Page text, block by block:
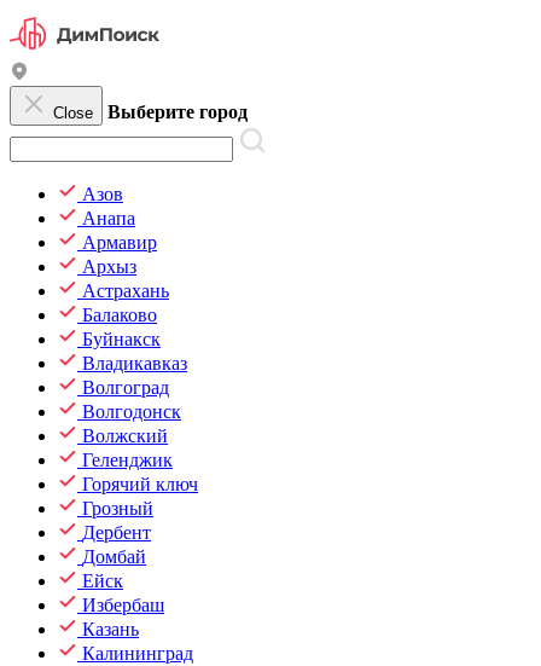
Close Выберите город
Азов
Анапа
Армавир
Архыз
Астрахань
Балаково
Буйнакск
Владикавказ
Волгоград
Волгодонск
Волжский
Геленджик
Горячий ключ
Грозный
Дербент
Домбай
Ейск
Избербаш
Казань
Калининград